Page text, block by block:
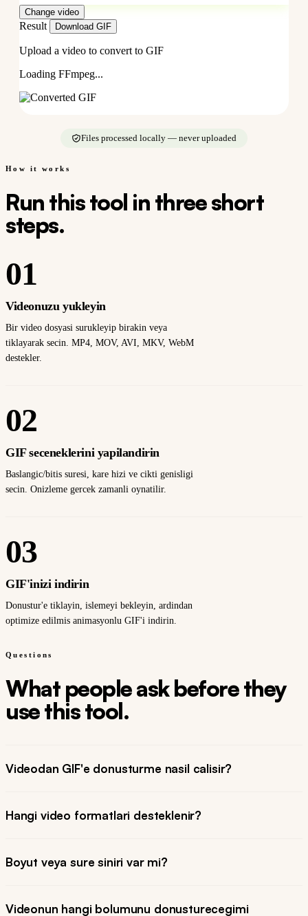
Change video
Result Download GIF
Upload a video to convert to GIF
Loading FFmpeg...
Files processed locally — never uploaded
How it works
Run this tool in three short
steps.
01
Videonuzu yukleyin
Bir video dosyasi surukleyip birakin veya
tiklayarak secin. MP4, MOV, AVI, MKV, WebM
destekler.
02
GIF seceneklerini yapilandirin
Baslangic/bitis suresi, kare hizi ve cikti genisligi
secin. Onizleme gercek zamanli oynatilir.
03
GIF'inizi indirin
Donustur'e tiklayin, islemeyi bekleyin, ardindan
optimize edilmis animasyonlu GIF'i indirin.
Questions
What people ask before they
use this tool.
Videodan GIF'e donusturme nasil calisir?
Hangi video formatlari desteklenir?
Boyut veya sure siniri var mi?
Videonun hangi bolumunu donusturecegimi